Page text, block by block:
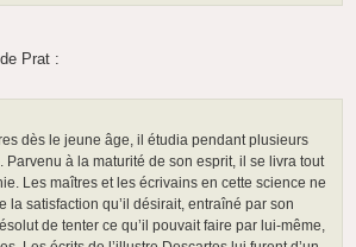
Prat :
dès le jeune âge, il étudia pendant plusieurs
Parvenu à la maturité de son esprit, il se livra tout
Les maîtres et les écrivains en cette science ne
la satisfaction qu’il désirait, entraîné par son
de tenter ce qu’il pouvait faire par lui-même,